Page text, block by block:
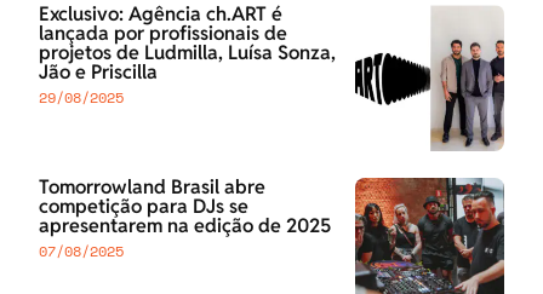
Exclusivo: Agência ch.ART é
lançada por profissionais de
projetos de Ludmilla, Luísa Sonza,
Jão e Priscilla
29/08/2025
Tomorrowland Brasil abre
competição para DJs se
apresentarem na edição de 2025
07/08/2025